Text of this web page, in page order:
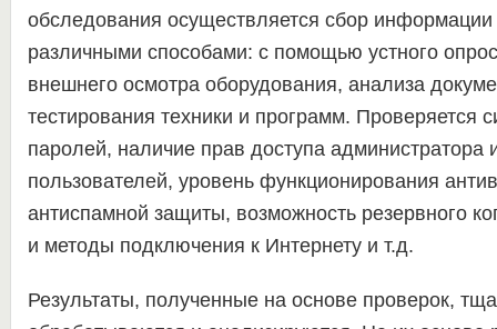
обследования осуществляется сбор информации
различными способами: с помощью устного
внешнего осмотра оборудования, анализа
тестирования техники и программ. Проверяется
паролей, наличие прав доступа администратора
пользователей, уровень функционирования
антиспамной защиты, возможность резервного
и методы подключения к Интернету и т.д.
Результаты, полученные на основе проверок,